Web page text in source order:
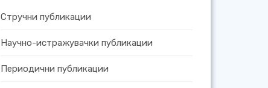
Стручни публикации
Научно-истражувачки публикации
Периодични публикации